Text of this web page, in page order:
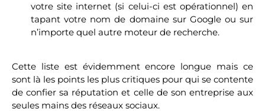
votre site internet (si celui-ci est opérationnel) en
tapant votre nom de domaine sur Google ou sur
n’importe quel autre moteur de recherche.
Cette liste est évidemment encore longue mais ce
sont là les points les plus critiques pour qui se contente
de confier sa réputation et celle de son entreprise aux
seules mains des réseaux sociaux.